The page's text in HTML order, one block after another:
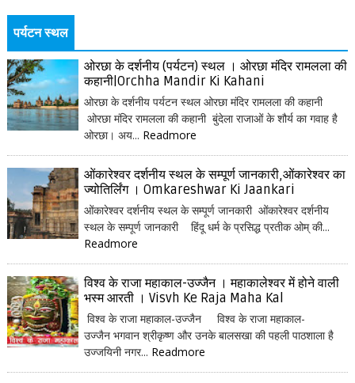
पर्यटन स्थल
ओरछा के दर्शनीय (पर्यटन) स्थल । ओरछा मंदिर रामलला की
कहानी|Orchha Mandir Ki Kahani
ओरछा के दर्शनीय पर्यटन स्थल ओरछा मंदिर रामलला की कहानी
ओरछा मंदिर रामलला की कहानी बुंदेला राजाओं के शौर्य का गवाह है
ओरछा। अय... Readmore
ओंकारेश्वर दर्शनीय स्थल के सम्पूर्ण जानकारी,ओंकारेश्वर का
ज्योतिर्लिंग । Omkareshwar Ki Jaankari
ओंकारेश्वर दर्शनीय स्थल के सम्पूर्ण जानकारी ओंकारेश्वर दर्शनीय
स्थल के सम्पूर्ण जानकारी हिंदू धर्म के प्रसिद्ध प्रतीक ओम् की...
Readmore
विश्व के राजा महाकाल-उज्जैन । महाकालेश्वर में होने वाली
भस्म आरती । Visvh Ke Raja Maha Kal
विश्व के राजा महाकाल-उज्जैन विश्व के राजा महाकाल-
उज्जैन भगवान श्रीकृष्ण और उनके बालसखा की पहली पाठशाला है
उज्जयिनी नगर... Readmore